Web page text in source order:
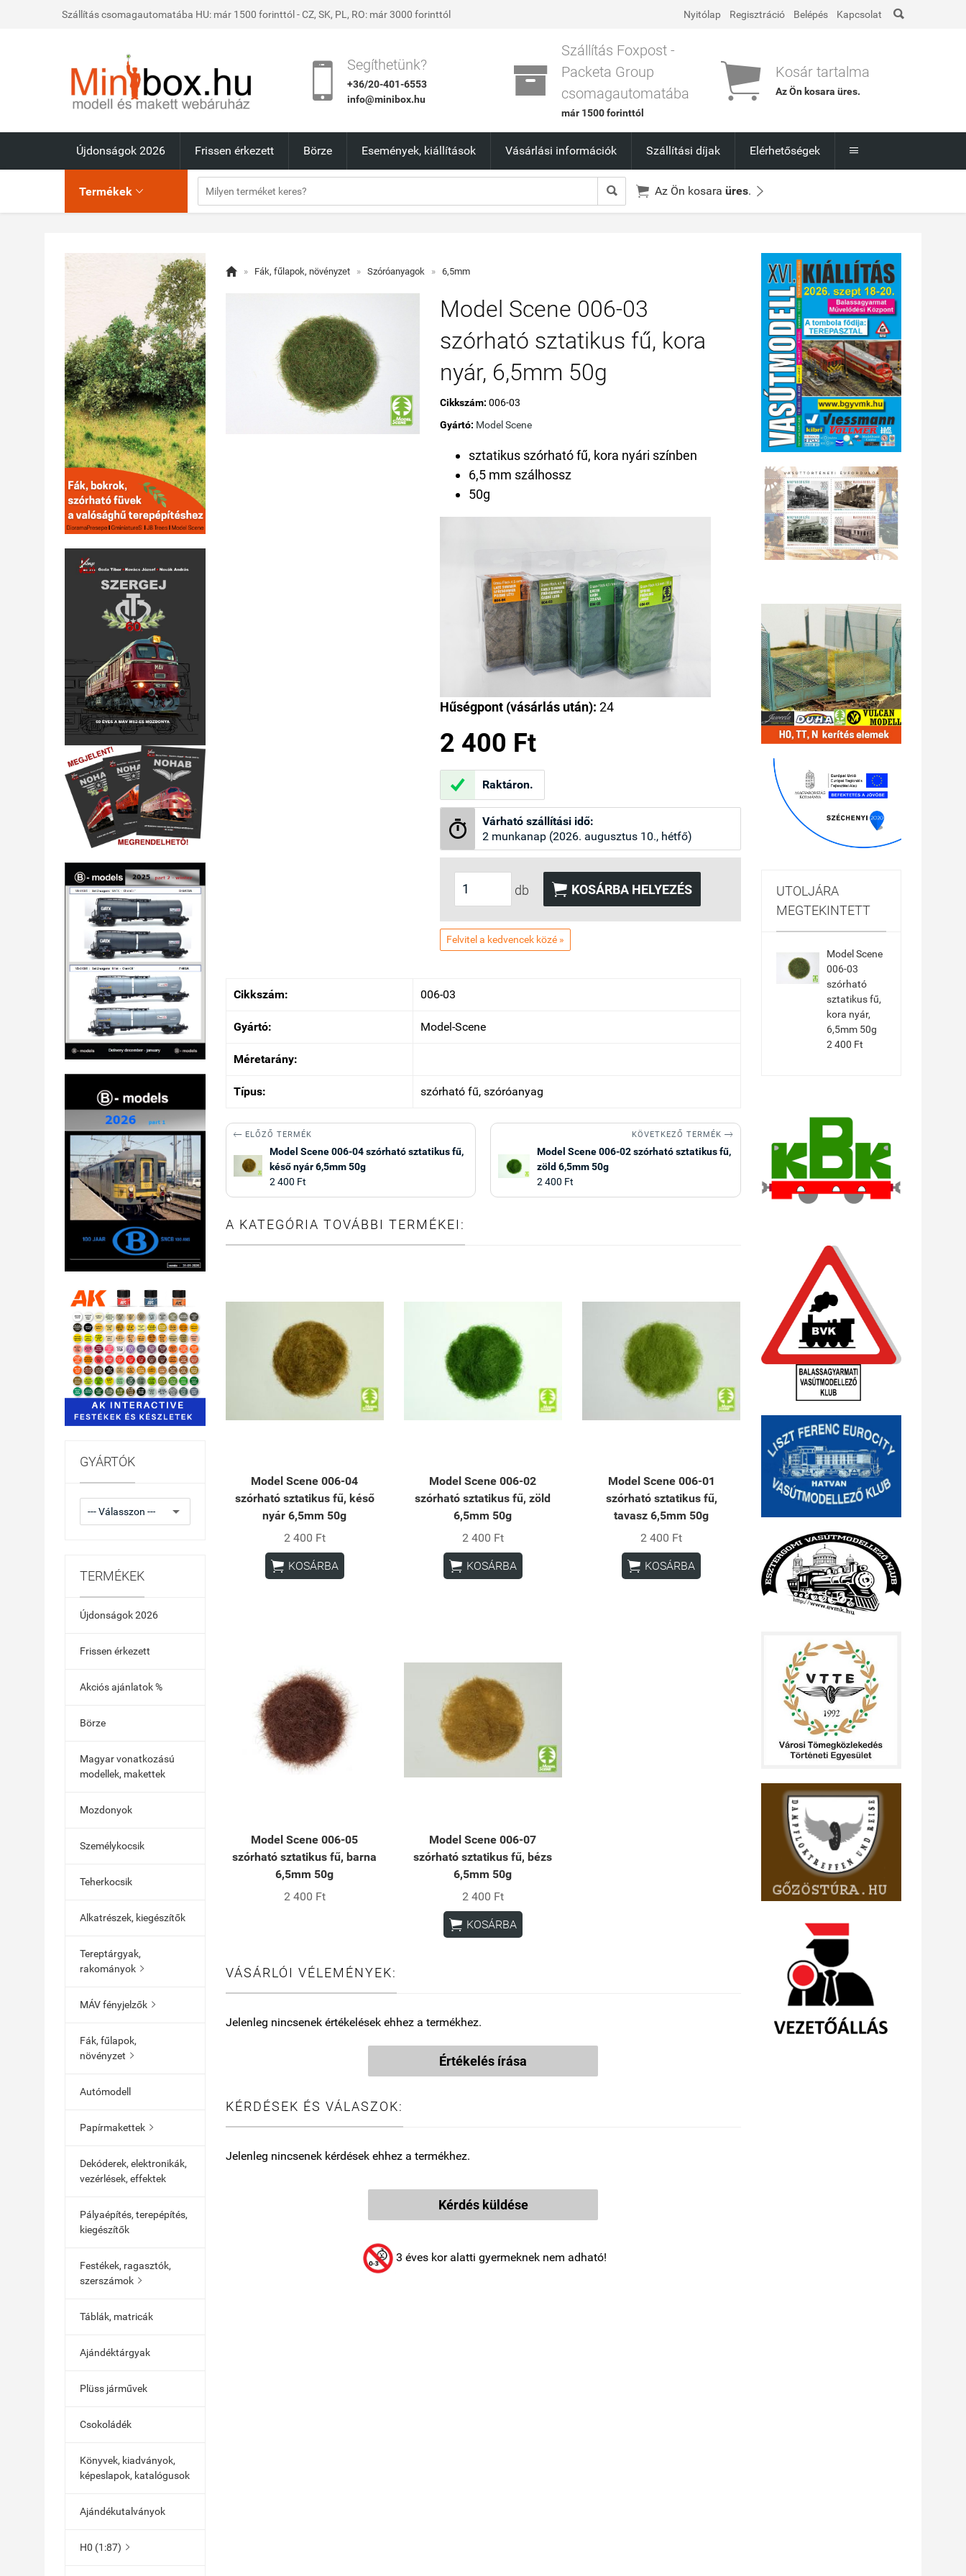
Szállítás csomagautomatába HU: már 1500 forinttól - CZ, SK, PL, RO: már 3000 forinttól Nyitólap Regisztráció Belépés Kapcsolat 
 Segíthetünk?
+36/20-401-6553
info@minibox.hu

Szállítás Foxpost -
Packeta Group
csomagautomatába
már 1500 forinttól
 Kosár tartalma
Az Ön kosaraüres.
Újdonságok 2026 Frissen érkezett Börze Események, kiállítások Vásárlási információk Szállítási díjak Elérhetőségek 
Termékek    Az Ön kosara üres. 
GYÁRTÓK
TERMÉKEK
Újdonságok 2026
Frissen érkezett
Akciós ajánlatok %
Börze
Magyar vonatkozású
modellek, makettek
Mozdonyok
Személykocsik
Teherkocsik
Alkatrészek, kiegészítők
Tereptárgyak,
rakományok 
MÁV fényjelzők 
Fák, fűlapok,
növényzet 
Autómodell
Papírmakettek 
Dekóderek, elektronikák,
vezérlések, effektek
Pályaépítés, terepépítés,
kiegészítők
Festékek, ragasztók,
szerszámok 
Táblák, matricák
Ajándéktárgyak
Plüss járművek
Csokoládék
Könyvek, kiadványok,
képeslapok, katalógusok
Ajándékutalványok
H0 (1:87) 
 » Fák, fűlapok, növényzet » Szóróanyagok » 6,5mm
Model Scene 006-03
szórható sztatikus fű, kora
nyár, 6,5mm 50g
Cikkszám: 006-03
Gyártó: Model Scene
sztatikus szórható fű, kora nyári színben
6,5 mm szálhossz
50g
Hűségpont (vásárlás után): 24
2 400 Ft
 Raktáron.

Várható szállítási idő:
2 munkanap (2026. augusztus 10., hétfő)
db  KOSÁRBA HELYEZÉS
Felvitel a kedvencek közé »
Cikkszám: 006-03
Gyártó: Model-Scene
Méretarány:
Típus: szórható fű, szóróanyag
 ELŐZŐ TERMÉK
Model Scene 006-04 szórható sztatikus fű,
késő nyár 6,5mm 50g
2 400 Ft
KÖVETKEZŐ TERMÉK 
Model Scene 006-02 szórható sztatikus fű,
zöld 6,5mm 50g
2 400 Ft
A KATEGÓRIA TOVÁBBI TERMÉKEI:
Model Scene 006-04
szórható sztatikus fű, késő
nyár 6,5mm 50g
2 400 Ft
 KOSÁRBA
Model Scene 006-02
szórható sztatikus fű, zöld
6,5mm 50g
2 400 Ft
 KOSÁRBA
Model Scene 006-01
szórható sztatikus fű,
tavasz 6,5mm 50g
2 400 Ft
 KOSÁRBA
Model Scene 006-05
szórható sztatikus fű, barna
6,5mm 50g
2 400 Ft
Model Scene 006-07
szórható sztatikus fű, bézs
6,5mm 50g
2 400 Ft
 KOSÁRBA
VÁSÁRLÓI VÉLEMÉNYEK:
Jelenleg nincsenek értékelések ehhez a termékhez.
Értékelés írása
KÉRDÉSEK ÉS VÁLASZOK:
Jelenleg nincsenek kérdések ehhez a termékhez.
Kérdés küldése
3 éves kor alatti gyermeknek nem adható!
UTOLJÁRA
MEGTEKINTETT
Model Scene
006-03
szórható
sztatikus fű,
kora nyár,
6,5mm 50g
2 400 Ft